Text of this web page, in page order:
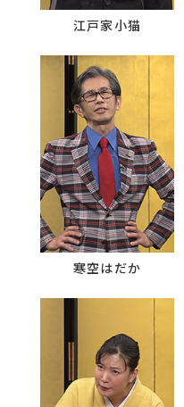
江戸家小猫
寒空はだか